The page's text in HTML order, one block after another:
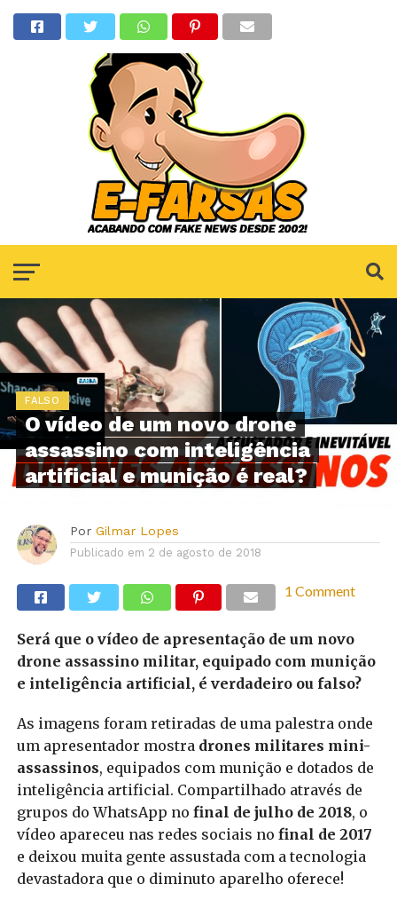
FALSO
O vídeo de um novo drone
assassino com inteligência
artificial e munição é real?
Por Gilmar Lopes
Publicado em 2 de agosto de 2018
1 Comment
Será que o vídeo de apresentação de um novo
drone assassino militar, equipado com munição
e inteligência artificial, é verdadeiro ou falso?
As imagens foram retiradas de uma palestra onde
um apresentador mostra drones militares mini-
assassinos, equipados com munição e dotados de
inteligência artificial. Compartilhado através de
grupos do WhatsApp no final de julho de 2018, o
vídeo apareceu nas redes sociais no final de 2017
e deixou muita gente assustada com a tecnologia
devastadora que o diminuto aparelho oferece!